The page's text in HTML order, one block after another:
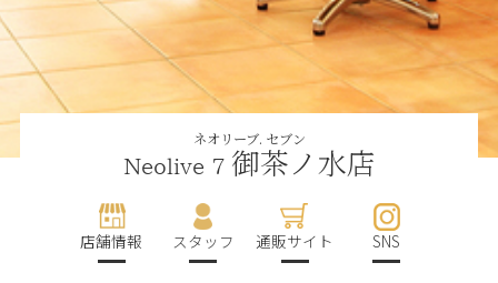
ネオリーブ. セブン
Neolive 7 御茶ノ水店
店舗情報 スタッフ 通販サイト SNS